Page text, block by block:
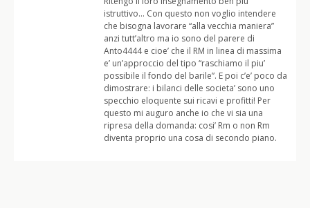
istruttivo… Con questo non voglio intendere
che bisogna lavorare “alla vecchia maniera”
anzi tutt’altro ma io sono del parere di
Anto4444 e cioe’ che il RM in linea di massima
e’ un’approccio del tipo “raschiamo il piu’
possibile il fondo del barile”. E poi c’e’ poco da
dimostrare: i bilanci delle societa’ sono uno
specchio eloquente sui ricavi e profitti! Per
questo mi auguro anche io che vi sia una
ripresa della domanda: cosi’ Rm o non Rm
diventa proprio una cosa di secondo piano.